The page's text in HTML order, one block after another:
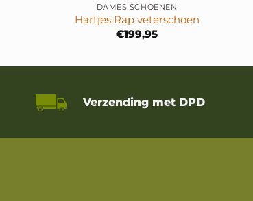
DAMES SCHOENEN
Hartjes Rap veterschoen
€199,95
Verzending met DPD